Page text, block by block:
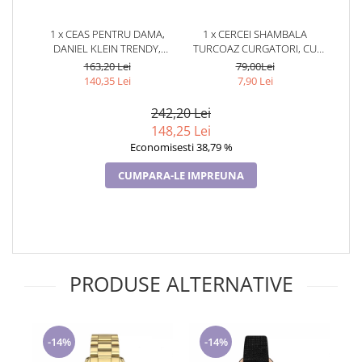
Cadouri pentru Sfânta Maria
Martisoare
1 x CEAS PENTRU DAMA,
DANIEL KLEIN TRENDY,
DK.1.12700.2
163,20 Lei
140,35 Lei
1 x CERCEI SHAMBALA
TURCOAZ CURGATORI, CU
CRISTALE,
TURCOAZ,TURCOAZ
79,00Lei
7,90 Lei
242,20 Lei
148,25 Lei
Economisesti 38,79 %
CUMPARA-LE IMPREUNA
PRODUSE ALTERNATIVE
-14% -14%